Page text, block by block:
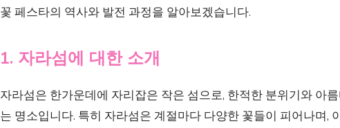
꽃 페스타의 역사와 발전 과정을 알아보겠습니다.
1. 자라섬에 대한 소개
자라섬은 한가운데에 자리잡은 작은 섬으로, 한적한 분위기와 아
는 명소입니다. 특히 자라섬은 계절마다 다양한 꽃들이 피어나며,